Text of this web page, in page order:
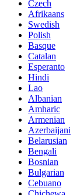
Czech
Afrikaans
Swedish
Polish
Basque
Catalan
Esperanto
Hindi
Lao
Albanian
Amharic
Armenian
Azerbaijani
Belarusian
Bengali
Bosnian
Bulgarian
Cebuano